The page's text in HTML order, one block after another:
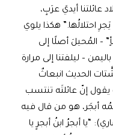
1948 تبعثرَ أولاد عائلتنا أيديَ عرَبٍ،
احتلالُها.” هكذا يلوي
– المُحيلَ أصلًا إلى
– ليلفتنا إلى مرارة
الحديث انبعاثٌ
يقول إنّ عائلتَه تنتسب
أبجَر، هو من قال فيه
“يا أبجرُ ابنُ أبجرٍ يا